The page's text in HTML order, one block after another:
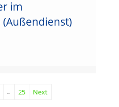
im
… 25 Next